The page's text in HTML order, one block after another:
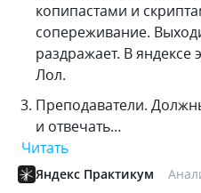
копипастами и
сопереживание.
раздражает. В яндексе
Лол.
Преподаватели.
и отвечать…
Читать
Яндекс Практикум